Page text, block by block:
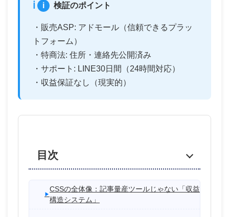
i 検証のポイント
・販売ASP: アドモール（信頼できるプラッ
トフォーム）
・特商法: 住所・連絡先公開済み
・サポート: LINE30日間（24時間対応）
・収益保証なし（現実的）
目次
CSSの全体像：記事量産ツールじゃない「収益
構造システム」